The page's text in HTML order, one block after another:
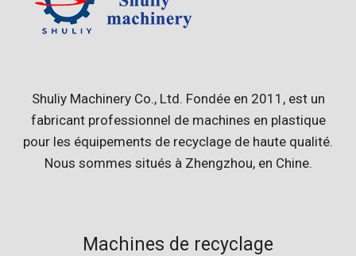
Shuliy Machinery Co., Ltd. Fondée en 2011, est un
fabricant professionnel de machines en plastique
pour les équipements de recyclage de haute qualité.
Nous sommes situés à Zhengzhou, en Chine.
Machines de recyclage